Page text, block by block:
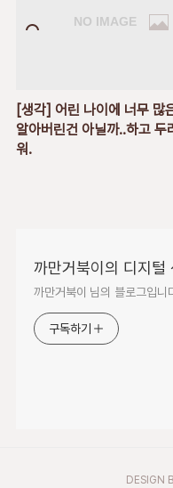
[생각] 어린 나이에 너무 많
알아버린건 아닐까..하고 두
워.
까만거북이의 디지털
까만거북이 님의 블로그입니
구독하기
DESIGN